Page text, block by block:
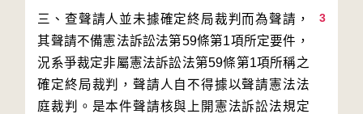
3
三、查聲請人並未據確定終局裁判而為聲請，
其聲請不備憲法訴訟法第59條第1項所定要件，
況系爭裁定非屬憲法訴訟法第59條第1項所稱之
確定終局裁判，聲請人自不得據以聲請憲法法
庭裁判。是本件聲請核與上開憲法訴訟法規定